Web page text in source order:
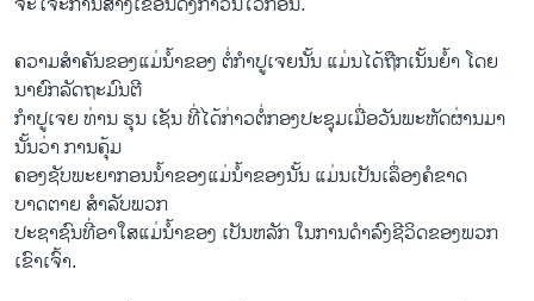
ຄວາມ​ສໍາຄັນ​ຂອງ​ແມ່​ນໍ້າຂອງ ຕໍ່​ກໍາປູ​ເຈຍນັ້ນ​ ແມ່ນ​ໄດ້​ຖືກ​ເນັ້ນ​ຍໍ້າ​ ໂດຍ
ນາຍົກລັດຖະມົນຕີ
ກໍາປູ​ເຈຍ ທ່ານ ຮຸນ ​ເຊັນ ທີ່​ໄດ້​ກ່າວ​ຕໍ່​ກອງປະຊຸມ​ເມື່ອ​ວັນ​ພະຫັດ​ຜ່ານ​ມາ​
ນັ້ນວ່າ ການ​ຄຸ້ມ
ຄອງ​ຊັບພະຍາກອນ​ນໍ້າຂອງ​ແມ່​ນໍ້າ​ຂອງນັ້ນ ແມ່ນ​ເປັນ​ເລຶ່ອງຄໍ​ຂາດ​
ບາດຕາ​ຍ ສໍາ​ລັບ​ພວກ
ປະຊາ​ຊົນທີ່ອາ​ໃສ​ແມ່​ນໍ້າຂອງ ​ເປັນ​ຫລັກ ​ໃນ​ການ​ດໍາລົງ​ຊີວິດ​ຂອງ​ພວກ​
ເຂົາ​ເຈົ້າ.